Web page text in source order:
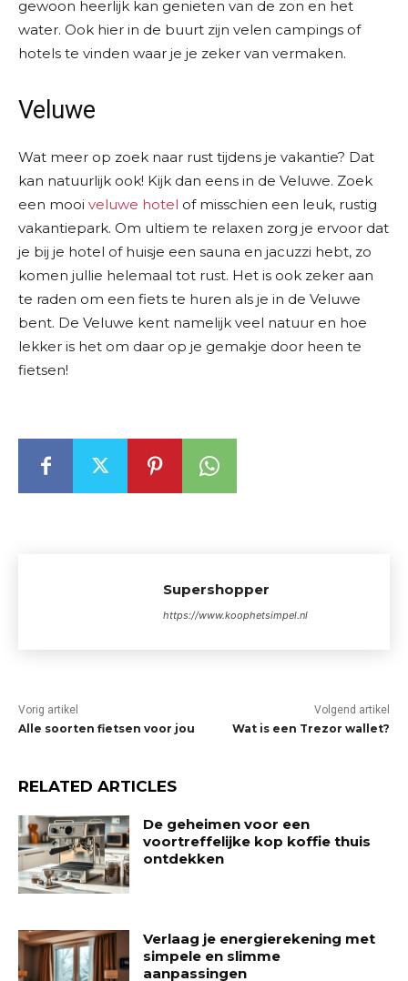
gewoon heerlijk kan genieten van de zon en het
water. Ook hier in de buurt zijn velen campings of
hotels te vinden waar je je zeker van vermaken.
Veluwe
Wat meer op zoek naar rust tijdens je vakantie? Dat
kan natuurlijk ook! Kijk dan eens in de Veluwe. Zoek
een mooi veluwe hotel of misschien een leuk, rustig
vakantiepark. Om ultiem te relaxen zorg je ervoor dat
je bij je hotel of huisje een sauna en jacuzzi hebt, zo
komen jullie helemaal tot rust. Het is ook zeker aan
te raden om een fiets te huren als je in de Veluwe
bent. De Veluwe kent namelijk veel natuur en hoe
lekker is het om daar op je gemakje door heen te
fietsen!
Supershopper
https://www.koophetsimpel.nl
Vorig artikel
Alle soorten fietsen voor jou
Volgend artikel
Wat is een Trezor wallet?
RELATED ARTICLES
De geheimen voor een
voortreffelijke kop koffie thuis
ontdekken
Verlaag je energierekening met
simpele en slimme
aanpassingen